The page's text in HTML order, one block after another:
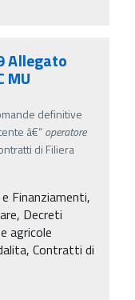
Allegato
MU
definitive
â€“operatore
di Filiera
Finanziamenti,
Decreti
agricole
Contratti di